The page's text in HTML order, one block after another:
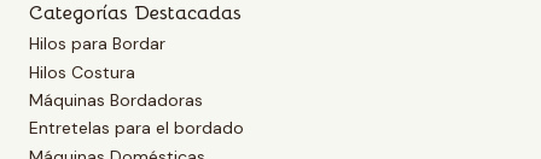
Categorías Destacadas
Hilos para Bordar
Hilos Costura
Máquinas Bordadoras
Entretelas para el bordado